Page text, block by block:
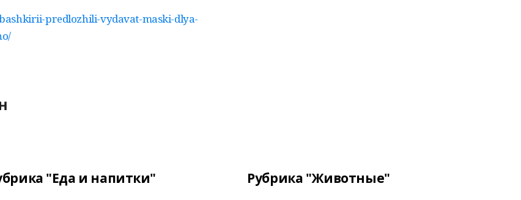
predlozhili-vydavat-maski-dlya-
"Еда и напитки" Рубрика "Животные"